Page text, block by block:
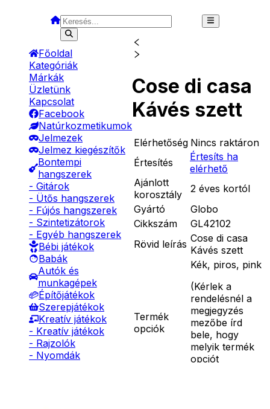
Főoldal
Kategóriák
Márkák
Üzletünk
Kapcsolat
Facebook
Natúrkozmetikumok
Jelmezek
Jelmez kiegészítők
Bontempi
hangszerek
- Gitárok
- Ütős hangszerek
- Fújós hangszerek
- Szintetizátorok
- Egyéb hangszerek
Bébi játékok
Babák
Autók és
munkagépek
Építőjátékok
Szerepjátékok
Kreatív játékok
- Kreatív játékok
- Rajzolók
- Nyomdák
Cose di casa
Kávés szett
Elérhetőség Nincs raktáron
Értesítés
Értesíts ha
elérhető
Ajánlott
korosztály
2 éves kortól
Gyártó
Globo
Cikkszám
GL42102
Rövid leírás Cose di casa
Kávés szett
Termék
opciók
Kék, piros, pink
(Kérlek a
rendelésnél a
megjegyzés
mezőbe írd
bele, hogy
melyik termék
opciót